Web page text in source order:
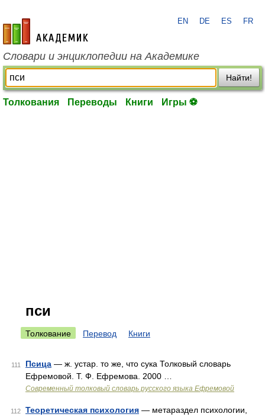
academic.ru
EN DE ES FR
Словари и энциклопедии на Академике
Найти!
Толкования Переводы Книги Игры ⚽
пси
Толкование Перевод Книги
111 Псица — ж. устар. то же, что сука Толковый словарь
Ефремовой. Т. Ф. Ефремова. 2000 …
Современный толковый словарь русского языка Ефремовой
112 Теоретическая психология — метараздел психологии,